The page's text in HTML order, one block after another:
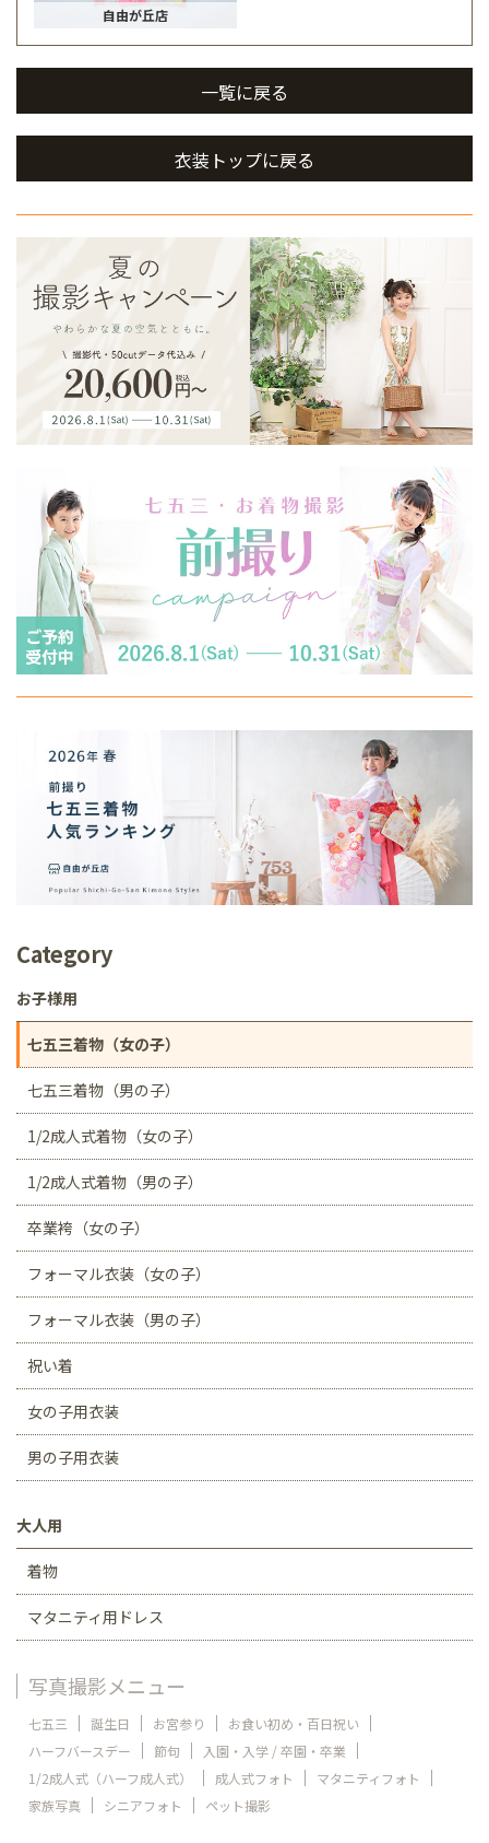
自由が丘店
一覧に戻る
衣装トップに戻る
Category
お子様用
七五三着物（女の子）
七五三着物（男の子）
1/2成人式着物（女の子）
1/2成人式着物（男の子）
卒業袴（女の子）
フォーマル衣装（女の子）
フォーマル衣装（男の子）
祝い着
女の子用衣装
男の子用衣装
大人用
着物
マタニティ用ドレス
写真撮影メニュー
七五三 誕生日 お宮参り
お食い初め・百日祝い
ハーフバースデー
節句
入園・入学 / 卒園・卒業
1/2成人式（ハーフ成人式）
成人式フォト
マタニティフォト
家族写真
シニアフォト ペット撮影